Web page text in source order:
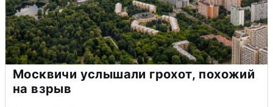
Москвичи услышали грохот, похожий
на взрыв